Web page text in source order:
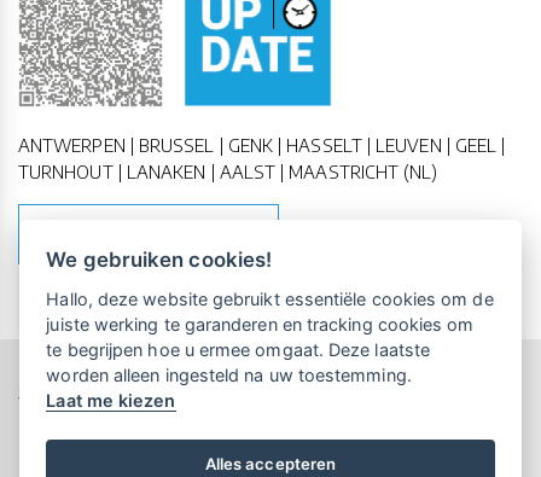
ANTWERPEN | BRUSSEL | GENK | HASSELT | LEUVEN | GEEL |
TURNHOUT | LANAKEN | AALST | MAASTRICHT (NL)
Copyright All Rights Reserved © 2011-2026 UP-TO-DATE
WebDesign
Privacy & Cookies
Locations Algemene Voorwaarden
We gebruiken cookies!
Hallo, deze website gebruikt essentiële cookies om de
juiste werking te garanderen en tracking cookies om
te begrijpen hoe u ermee omgaat. Deze laatste
worden alleen ingesteld na uw toestemming.
Laat me kiezen
Alles accepteren
een persoonlijke demo.
Maandelijks gratis opleidingen